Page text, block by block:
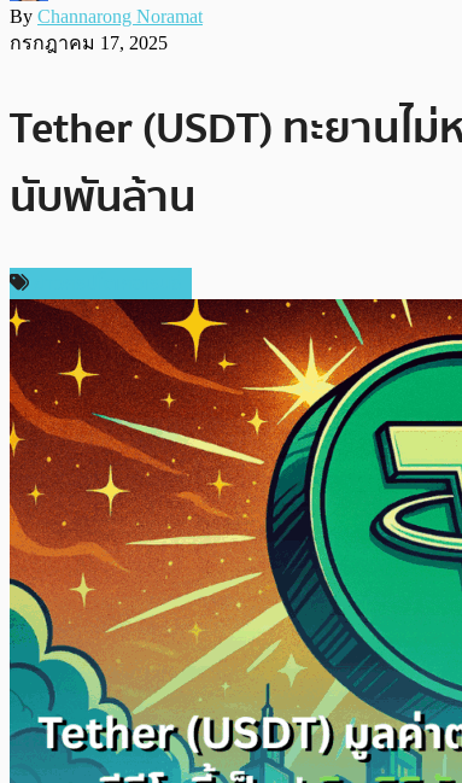
By Channarong Noramat
กรกฎาคม 17, 2025
Tether (USDT) ทะยานไ
นับพันล้าน